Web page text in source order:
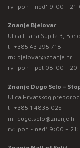
rv: pon - ned* 9:00 -
Znanje Bjelovar
Ulica Frana Supila 3,
t: +385 43 295 718
m: bjelovar@znanje.hr
rv: pon - pet 08:00 -
Znanje Dugo Selo –
Ulica Hrvatskog
t: +385 1 4838 025
m: dugo.selo@znanje.hr
rv: pon - ned* 9:00 –